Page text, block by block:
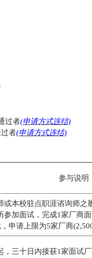
过者(申请方式连结)
者(申请方式连结)
参与说明
或本校驻点职涯谘询师之
参加面试，完成1家厂商
申请上限为5家厂商
，三十日内接获1家面试